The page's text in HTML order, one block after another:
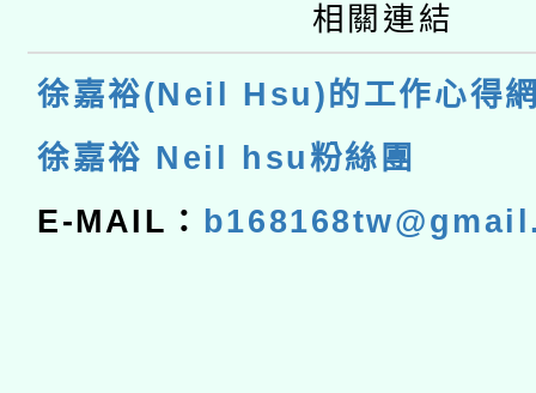
相關連結
徐嘉裕(Neil Hsu)的工作心得
徐嘉裕 Neil hsu粉絲團
E-MAIL：